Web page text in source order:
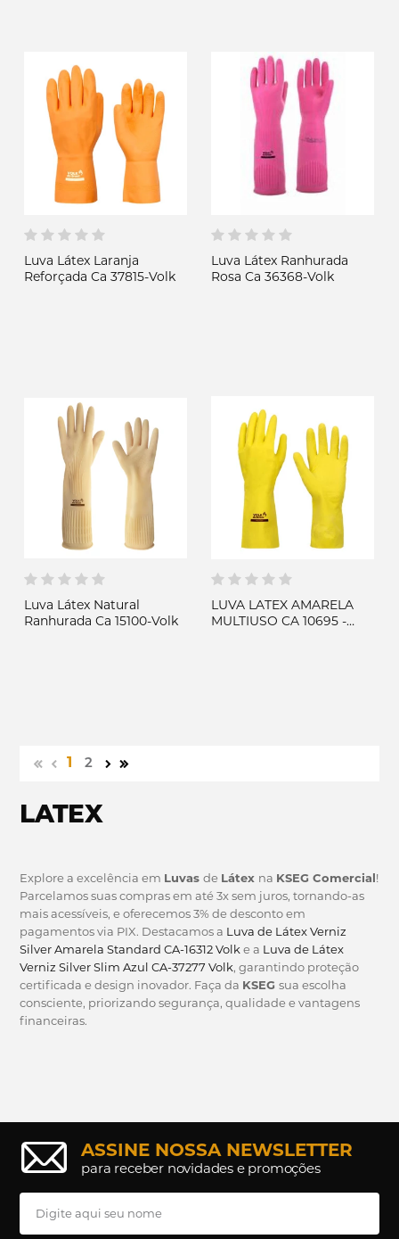
Luva Látex Laranja
Reforçada Ca 37815-Volk
Luva Látex Ranhurada
Rosa Ca 36368-Volk
Luva Látex Natural
Ranhurada Ca 15100-Volk
LUVA LATEX AMARELA
MULTIUSO CA 10695 -
1 2
LATEX
Explore a excelência em Luvasde Látex na KSEG Comercial!
Parcelamos suas compras em até 3x sem juros, tornando-as
mais acessíveis, e oferecemos 3% de desconto em
pagamentos via PIX. Destacamos a Luva de Látex Verniz
Silver Amarela Standard CA-16312 Volk e a Luva de Látex
Verniz Silver Slim Azul CA-37277 Volk, garantindo proteção
certificada e design inovador. Faça da KSEGsua escolha
consciente, priorizando segurança, qualidade e vantagens
financeiras.
ASSINE NOSSA NEWSLETTER
para receber novidades e promoções